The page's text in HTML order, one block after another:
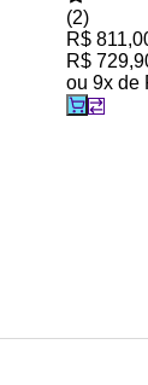
(2)
R$
R$
ou9x de